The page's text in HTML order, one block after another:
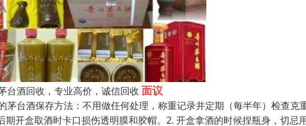
台酒回收，专业高价，诚信回收 面议
茅台酒保存方法：不用做任何处理，称重记录并定期（每半年）检查
期开盒取酒时卡口损伤透明膜和胶帽。2. 开盒拿酒的时候捏瓶身，切